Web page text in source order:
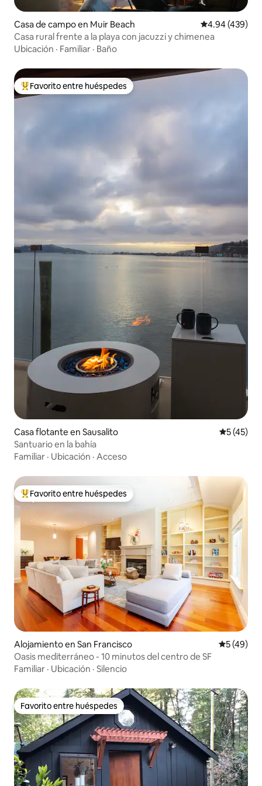
Casa de campo en Muir Beach Calificación
4.94 (439)
Casa rural frente a la playa con jacuzzi y chimenea
Ubicación · Familiar · Baño
Favorito entre huéspedes preferido
Favorito entre huéspedes
Casa flotante en Sausalito
5 (45)
Santuario en la bahía
Familiar · Ubicación · Acceso
Favorito entre huéspedes preferido
Favorito entre huéspedes
Alojamiento en San Francisco
5 (49)
Oasis mediterráneo - 10 minutos del centro de SF
Familiar · Ubicación · Silencio
Favorito entre huéspedes
Favorito entre huéspedes